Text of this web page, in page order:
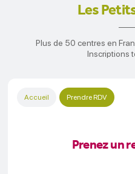
Les
Plus de 50 centres en
Inscriptions
Accueil Prendre RDV
Prenez un